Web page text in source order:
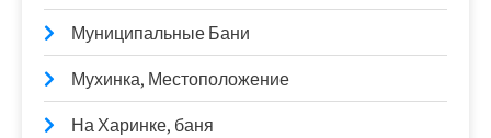
Муниципальные Бани
Мухинка, Местоположение
На Харинке, баня